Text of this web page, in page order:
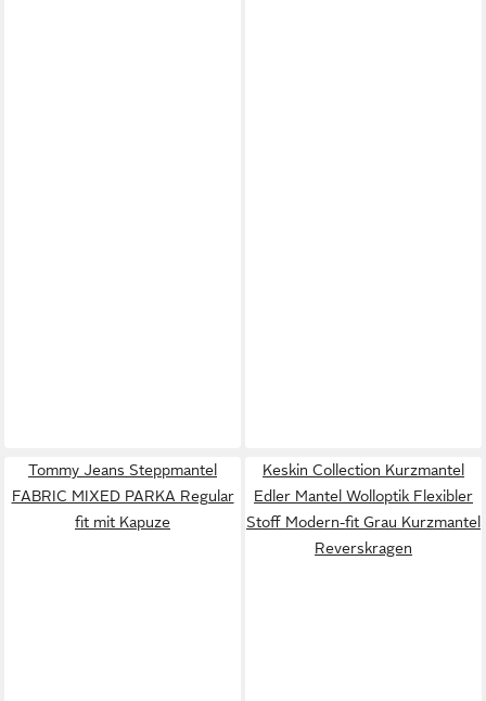
Tommy Jeans Steppmantel
FABRIC MIXED PARKA Regular
fit mit Kapuze
Keskin Collection Kurzmantel
Edler Mantel Wolloptik Flexibler
Stoff Modern-fit Grau Kurzmantel
Reverskragen